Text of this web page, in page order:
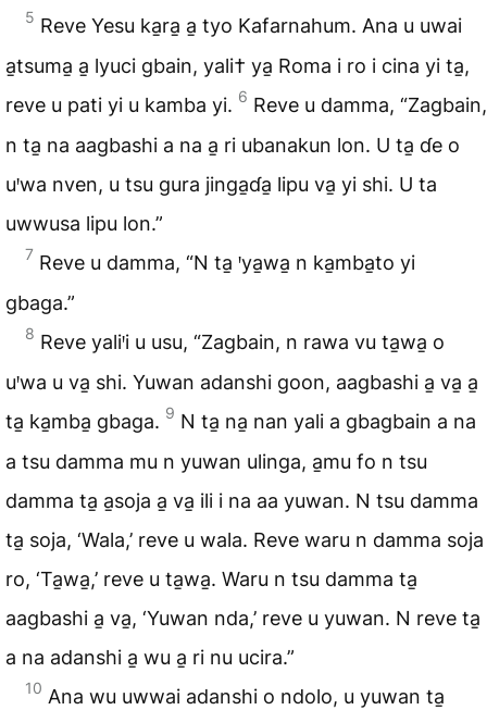
5 Reve Yesu ka̱ra̱ a̱ tyo Kafarnahum. Ana u uwai
a̱tsuma̱ a̱ lyuci gbain, yali† ya̱ Roma i ro i cina yi ta̱,
reve u pati yi u kamba yi. 6 Reve u damma, “Zagbain,
n ta̱ na aagbashi a na a̱ ri ubanakun lon. U ta̱ ɗe o
uꞌwa nven, u tsu gura jinga̱ɗa̱ lipu va̱ yi shi. U ta
uwwusa lipu lon.”
7 Reve u damma, “N ta̱ ꞌya̱wa̱ n ka̱mba̱to yi
gbaga.”
8 Reve yaliꞌi u usu, “Zagbain, n rawa vu ta̱wa̱ o
uꞌwa u va̱ shi. Yuwan adanshi goon, aagbashi a̱ va̱ a̱
ta̱ ka̱mba̱ gbaga. 9 N ta̱ na̱ nan yali a gbagbain a na
a tsu damma mu n yuwan ulinga, a̱mu fo n tsu
damma ta̱ a̱soja a̱ va̱ ili i na aa yuwan. N tsu damma
ta̱ soja, ‘Wala,’ reve u wala. Reve waru n damma soja
ro, ‘Ta̱wa̱,’ reve u ta̱wa̱. Waru n tsu damma ta̱
aagbashi a̱ va̱, ‘Yuwan nda,’ reve u yuwan. N reve ta̱
a na adanshi a̱ wu a̱ ri nu ucira.”
10 Ana wu uwwai adanshi o ndolo, u yuwan ta̱